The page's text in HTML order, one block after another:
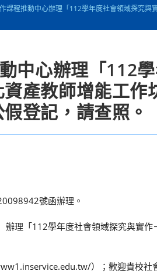
課程推動中心辦理「112學年度社會領域探究
中心辦理「112
產教師增能工作
登記，請查照。
號函辦理。
理「112學年度社會領域探究與實作
）；歡迎貴校社